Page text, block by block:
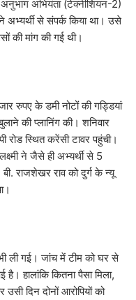
अनुभाग अभियंता (टेक्नीशियन-2)
अभ्यर्थी से संपर्क किया था। उसे
की मांग की गई थी।
रुपए के डमी नोटों की गड्डियां
की प्लानिंग की। शनिवार
रोड स्थित करेंसी टावर पहुंची।
ने जैसे ही अभ्यर्थी से 5
राजशेखर राव को दुर्ग के न्यू
भी ली गई। जांच में टीम को घर से
हालांकि कितना पैसा मिला,
दिन दोनों आरोपियों को